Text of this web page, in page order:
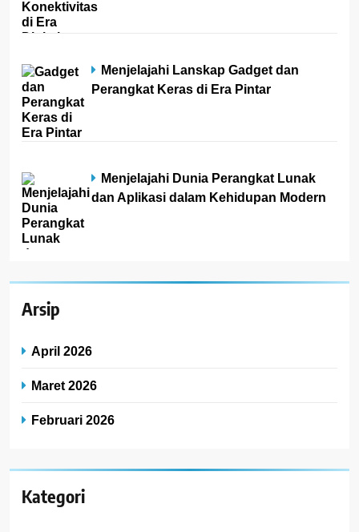
Menjelajahi Lanskap Gadget dan
Perangkat Keras di Era Pintar
Menjelajahi Dunia Perangkat Lunak
dan Aplikasi dalam Kehidupan Modern
Arsip
April 2026
Maret 2026
Februari 2026
Kategori